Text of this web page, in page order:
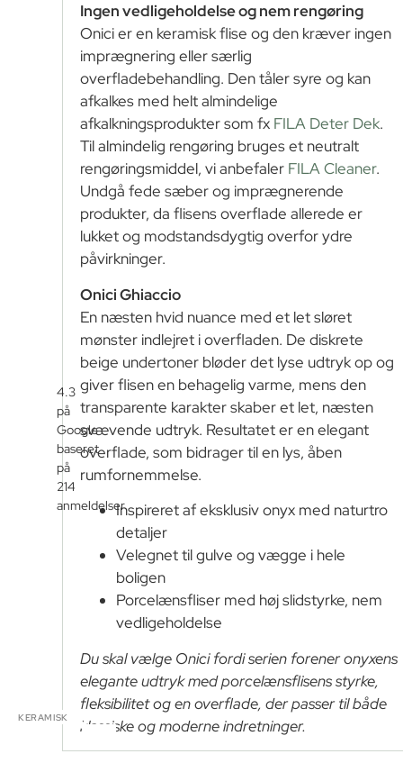
KERAMISK
4.3
på
Google
baseret
på
214
anmeldelser
Ingen vedligeholdelse og nem rengøring
Onici er en keramisk flise og den kræver ingen
imprægnering eller særlig
overfladebehandling. Den tåler syre og kan
afkalkes med helt almindelige
afkalkningsprodukter som fx FILA Deter Dek.
Til almindelig rengøring bruges et neutralt
rengøringsmiddel, vi anbefaler FILA Cleaner.
Undgå fede sæber og imprægnerende
produkter, da flisens overflade allerede er
lukket og modstandsdygtig overfor ydre
påvirkninger.
Onici Ghiaccio
En næsten hvid nuance med et let sløret
mønster indlejret i overfladen. De diskrete
beige undertoner bløder det lyse udtryk op og
giver flisen en behagelig varme, mens den
transparente karakter skaber et let, næsten
svævende udtryk. Resultatet er en elegant
overflade, som bidrager til en lys, åben
rumfornemmelse.
Inspireret af eksklusiv onyx med naturtro
detaljer
Velegnet til gulve og vægge i hele
boligen
Porcelænsfliser med høj slidstyrke, nem
vedligeholdelse
Du skal vælge Onici fordi serien forener onyxens
elegante udtryk med porcelænsflisens styrke,
fleksibilitet og en overflade, der passer til både
klassiske og moderne indretninger.